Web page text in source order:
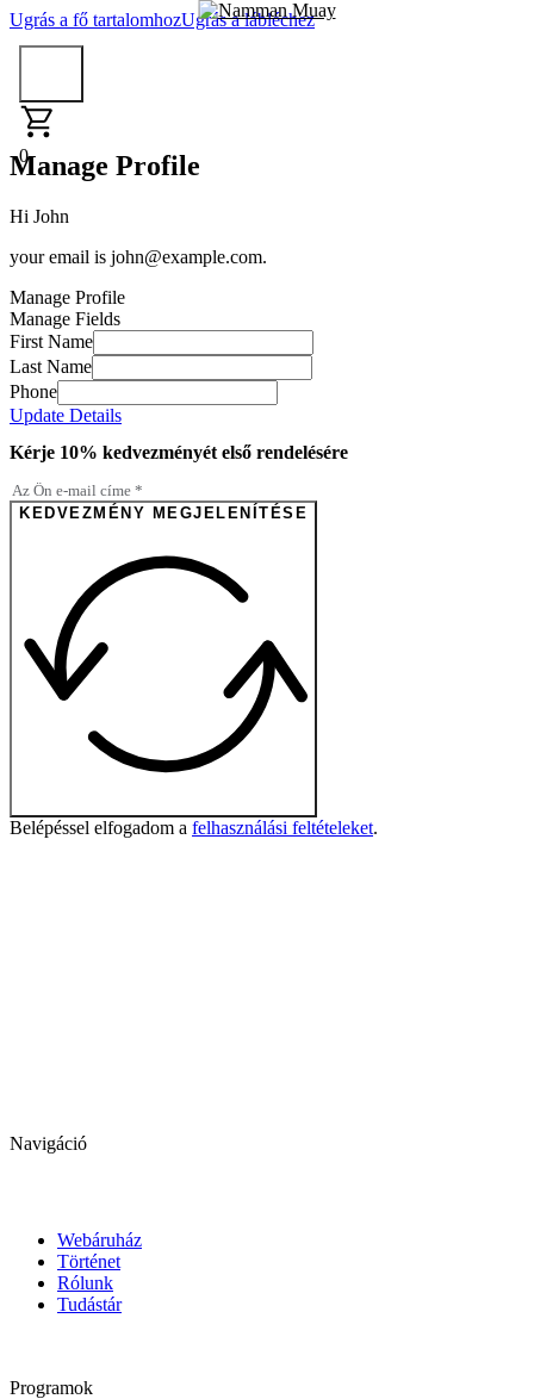
Ugrás a fő tartalomhozUgrás a lábléchez
0
Manage Profile
Hi John
your email is john@example.com.
Manage Profile
Manage Fields
First Name
Last Name
Phone
Update Details
Kérje 10% kedvezményét első rendelésére
KEDVEZMÉNY MEGJELENÍTÉSE
Belépéssel elfogadom a felhasználási feltételeket.
Navigáció
Webáruház
Történet
Rólunk
Tudástár
Programok